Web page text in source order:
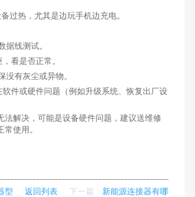
过热，尤其是边玩手机边充电。
据线测试。
看是否正常。
没有灰尘或异物。
件或硬件问题（例如升级系统、恢复出厂设
法解决，可能是设备硬件问题，建议送维修
常使用。
型 下一篇： 新能源连接器有哪
返回列表